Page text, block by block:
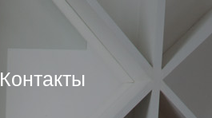
Контакты